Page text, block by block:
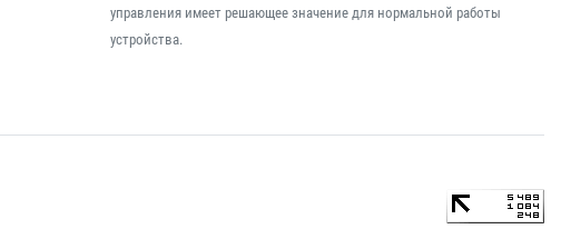
управления имеет решающее значение для нормальной работы
устройства.